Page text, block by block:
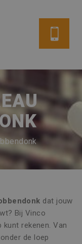
dat jouw
Bij Vinco
kunt rekenen. Van
de loep